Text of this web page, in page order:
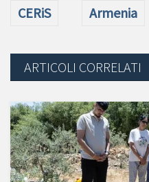
CERiS
Armenia
ARTICOLI CORRELATI